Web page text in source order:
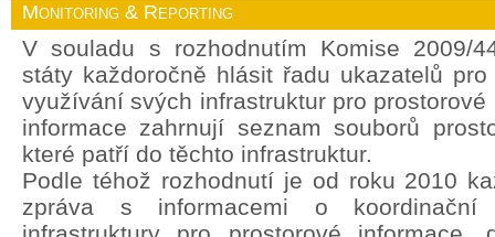
Monitoring & Reporting
V souladu s rozhodnutím Komise 2009/
státy každoročně hlásit řadu ukazatelů
využívání svých infrastruktur pro
informace zahrnují seznam souborů
které patří do těchto infrastruktur.
Podle téhož rozhodnutí je od roku 2010
zpráva s informacemi o koordinační